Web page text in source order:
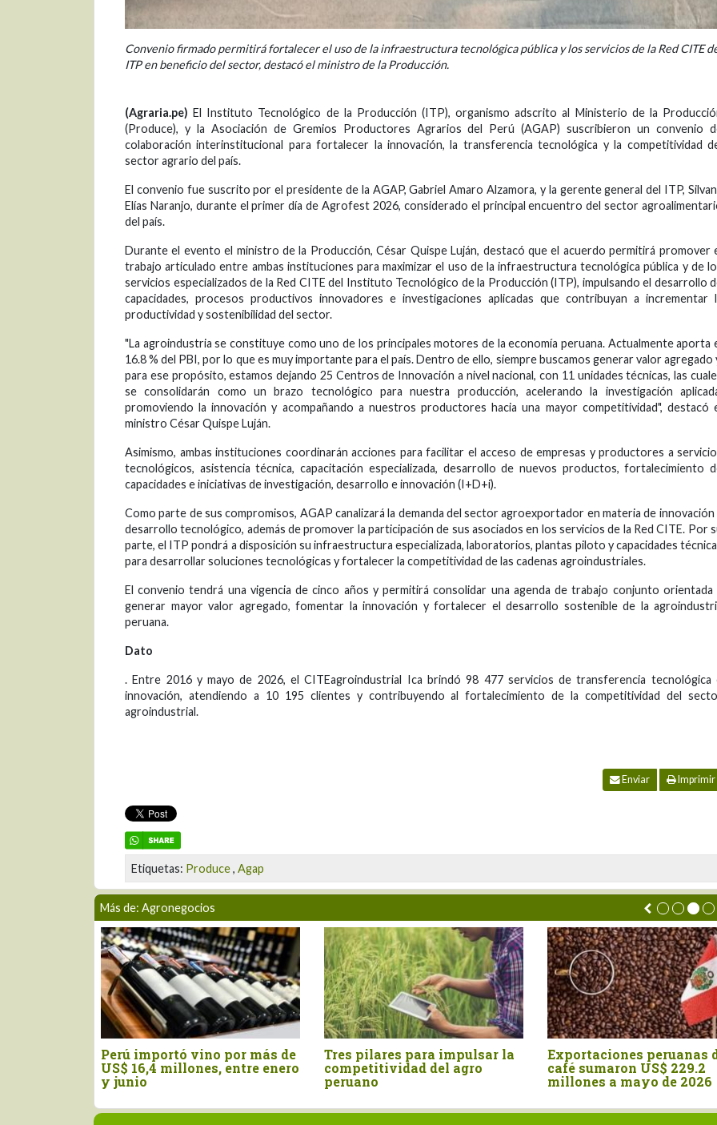
Convenio firmado permitirá fortalecer el uso de la infraestructura tecnológica pública y los servicios de la Red CITE
ITP en beneficio del sector, destacó el ministro de la Producción.
(Agraria.pe)El Instituto Tecnológico de la Producción (ITP), organismo adscrito al Ministerio de la
(Produce), y la Asociación de Gremios Productores Agrarios del Perú (AGAP) suscribieron un convenio
colaboración interinstitucional para fortalecer la innovación, la transferencia tecnológica y la competitividad
sector agrario del país.
El convenio fue suscrito por el presidente de la AGAP, Gabriel Amaro Alzamora, y la gerente general del ITP,
Elías Naranjo, durante el primer día de Agrofest 2026, considerado el principal encuentro del sector
del país.
Durante el evento el ministro de la Producción, César Quispe Luján, destacó que el acuerdo permitirá promover
trabajo articulado entre ambas instituciones para maximizar el uso de la infraestructura tecnológica pública y de
servicios especializados de la Red CITE del Instituto Tecnológico de la Producción (ITP), impulsando el desarrollo
capacidades, procesos productivos innovadores e investigaciones aplicadas que contribuyan a incrementar
productividad y sostenibilidad del sector.
"La agroindustria se constituye como uno de los principales motores de la economía peruana. Actualmente aporta
16.8 % del PBI, por lo que es muy importante para el país. Dentro de ello, siempre buscamos generar valor agregado
para ese propósito, estamos dejando 25 Centros de Innovación a nivel nacional, con 11 unidades técnicas, las
se consolidarán como un brazo tecnológico para nuestra producción, acelerando la investigación
promoviendo la innovación y acompañando a nuestros productores hacia una mayor competitividad", destacó
ministro César Quispe Luján.
Asimismo, ambas instituciones coordinarán acciones para facilitar el acceso de empresas y productores a
tecnológicos, asistencia técnica, capacitación especializada, desarrollo de nuevos productos, fortalecimiento
capacidades e iniciativas de investigación, desarrollo e innovación (I+D+i).
Como parte de sus compromisos, AGAP canalizará la demanda del sector agroexportador en materia de innovación
desarrollo tecnológico, además de promover la participación de sus asociados en los servicios de la Red CITE. Por
parte, el ITP pondrá a disposición su infraestructura especializada, laboratorios, plantas piloto y capacidades
para desarrollar soluciones tecnológicas y fortalecer la competitividad de las cadenas agroindustriales.
El convenio tendrá una vigencia de cinco años y permitirá consolidar una agenda de trabajo conjunto orientada
generar mayor valor agregado, fomentar la innovación y fortalecer el desarrollo sostenible de la
peruana.
Dato
. Entre 2016 y mayo de 2026, el CITEagroindustrial Ica brindó 98 477 servicios de transferencia tecnológica
innovación, atendiendo a 10 195 clientes y contribuyendo al fortalecimiento de la competitividad del
agroindustrial.
Enviar Imprimir
Etiquetas: Produce, Agap
Más de: Agronegocios
importó vino por más de
16,4 millones, entre enero
Tres pilares para impulsar la
competitividad del agro
Exportaciones peruanas de
café sumaron US$ 229.2
millones a mayo de 2026
Perú:
crecen
sector